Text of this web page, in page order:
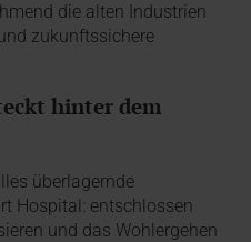
die alten Industrien
zukunftssichere
hinter dem
überlagernde
Hospital: entschlossen
und das Wohlergehen